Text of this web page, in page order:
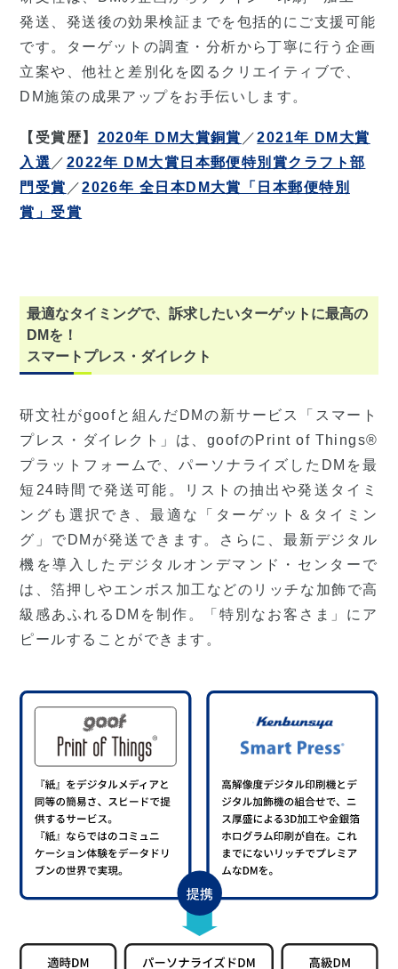
発送、発送後の効果検証までを包括的にご支援可能
です。ターゲットの調査・分析から丁寧に行う企画
立案や、他社と差別化を図るクリエイティブで、
DM施策の成果アップをお手伝いします。
【受賞歴】 2020年 DM大賞銅賞 ／2021年 DM大賞
入選 ／ 2022年 DM大賞日本郵便特別賞クラフト部
門受賞 ／2026年 全日本DM大賞「日本郵便特別
賞」受賞
最適なタイミングで、訴求したいターゲットに最高の
DMを！
スマートプレス・ダイレクト
研文社がgoofと組んだDMの新サービス「スマート
プレス・ダイレクト」は、goofのPrint of Things®
プラットフォームで、パーソナライズしたDMを最
短24時間で発送可能。リストの抽出や発送タイミ
ングも選択でき、最適な「ターゲット＆タイミン
グ」でDMが発送できます。さらに、最新デジタル
機を導入したデジタルオンデマンド・センターで
は、箔押しやエンボス加工などのリッチな加飾で高
級感あふれるDMを制作。「特別なお客さま」にア
ピールすることができます。